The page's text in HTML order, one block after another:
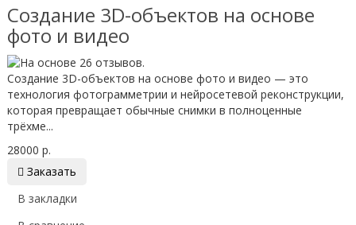
Создание 3D-объектов на основе
фото и видео
Создание 3D-объектов на основе фото и видео — это
технология фотограмметрии и нейросетевой реконструкции,
которая превращает обычные снимки в полноценные
трёхме...
28000 р.
 Заказать
В закладки